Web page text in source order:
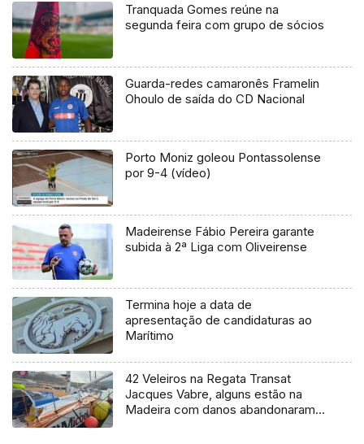
Tranquada Gomes reúne na
segunda feira com grupo de sócios
Guarda-redes camaronês Framelin
Ohoulo de saída do CD Nacional
Porto Moniz goleou Pontassolense
por 9-4 (vídeo)
Madeirense Fábio Pereira garante
subida à 2ª Liga com Oliveirense
Termina hoje a data de
apresentação de candidaturas ao
Marítimo
42 Veleiros na Regata Transat
Jacques Vabre, alguns estão na
Madeira com danos abandonaram a